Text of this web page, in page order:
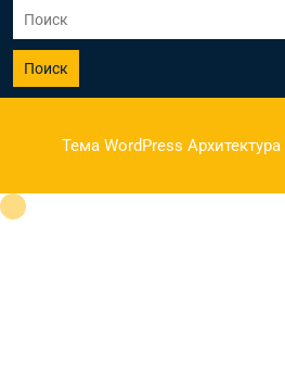
Поиск
Тема WordPress Архитектура